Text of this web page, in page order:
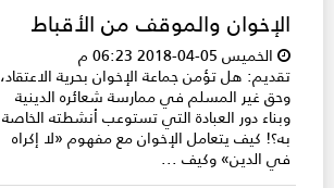
الإخوان والموقف من الأقباط
الخميس 05-04-2018 06:23 م
تقديم: هل تؤمن جماعة الإخوان بحرية الاعتقاد،
وحق غير المسلم في ممارسة شعائره الدينية
وبناء دور العبادة التي تستوعب أنشطته الخاصة
به؟! كيف يتعامل الإخوان مع مفهوم «لا إكراه
في الدين» وكيف ...